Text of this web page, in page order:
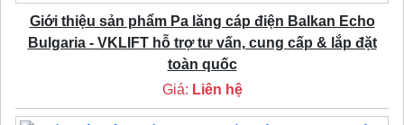
Giới thiệu sản phẩm Pa lăng cáp điện Balkan Echo
Bulgaria - VKLIFT hỗ trợ tư vấn, cung cấp & lắp đặt
toàn quốc
Giá: Liên hệ